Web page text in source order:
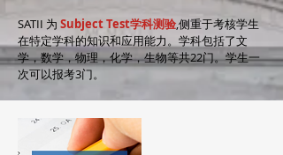
SATII 为 Subject Test学科测验,侧重于考核学生
在特定学科的知识和应用能力。学科包括了文
学，数学，物理，化学，生物等共22门。学生一
次可以报考3门。